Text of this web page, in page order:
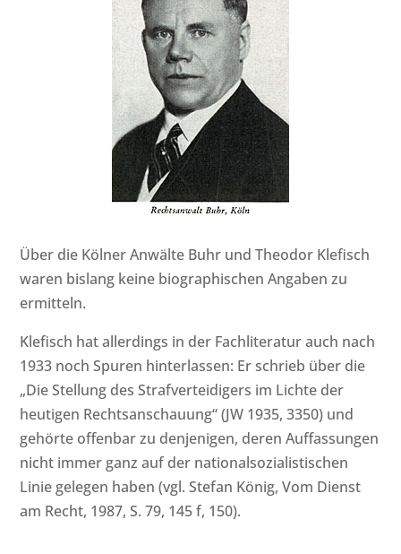
Über die Kölner Anwälte Buhr und Theodor Klefisch
waren bislang keine biographischen Angaben zu
ermitteln.
Klefisch hat allerdings in der Fachliteratur auch nach
1933 noch Spuren hinterlassen: Er schrieb über die
„Die Stellung des Strafverteidigers im Lichte der
heutigen Rechtsanschauung“ (JW 1935, 3350) und
gehörte offenbar zu denjenigen, deren Auffassungen
nicht immer ganz auf der nationalsozialistischen
Linie gelegen haben (vgl. Stefan König, Vom Dienst
am Recht, 1987, S. 79, 145 f, 150).